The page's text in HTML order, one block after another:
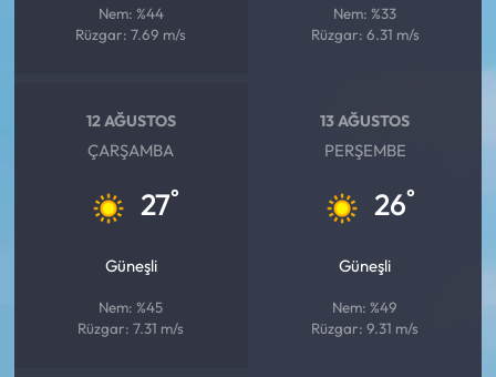
Nem: %44
Rüzgar: 7.69 m/s
Nem: %33
Rüzgar: 6.31 m/s
12 AĞUSTOS
ÇARŞAMBA
27°
Güneşli
Nem: %45
Rüzgar: 7.31 m/s
13 AĞUSTOS
PERŞEMBE
26°
Güneşli
Nem: %49
Rüzgar: 9.31 m/s